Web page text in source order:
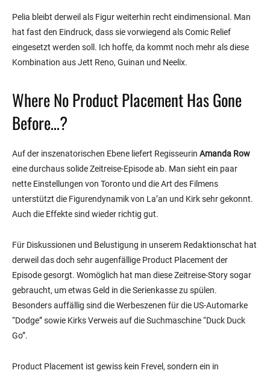
Pelia bleibt derweil als Figur weiterhin recht eindimensional. Man
hat fast den Eindruck, dass sie vorwiegend als Comic Relief
eingesetzt werden soll. Ich hoffe, da kommt noch mehr als diese
Kombination aus Jett Reno, Guinan und Neelix.
Where No Product Placement Has Gone
Before…?
Auf der inszenatorischen Ebene liefert Regisseurin Amanda Row
eine durchaus solide Zeitreise-Episode ab. Man sieht ein paar
nette Einstellungen von Toronto und die Art des Filmens
unterstützt die Figurendynamik von La’an und Kirk sehr gekonnt.
Auch die Effekte sind wieder richtig gut.
Für Diskussionen und Belustigung in unserem Redaktionschat hat
derweil das doch sehr augenfällige Product Placement der
Episode gesorgt. Womöglich hat man diese Zeitreise-Story sogar
gebraucht, um etwas Geld in die Serienkasse zu spülen.
Besonders auffällig sind die Werbeszenen für die US-Automarke
“Dodge” sowie Kirks Verweis auf die Suchmaschine “Duck Duck
Go”.
Product Placement ist gewiss kein Frevel, sondern ein in